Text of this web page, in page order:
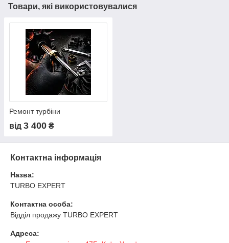
Товари, які використовувалися
Ремонт турбіни
від 3 400 ₴
Контактна інформація
Назва:
TURBO EXPERT
Контактна особа:
Відділ продажу TURBO EXPERT
Адреса: